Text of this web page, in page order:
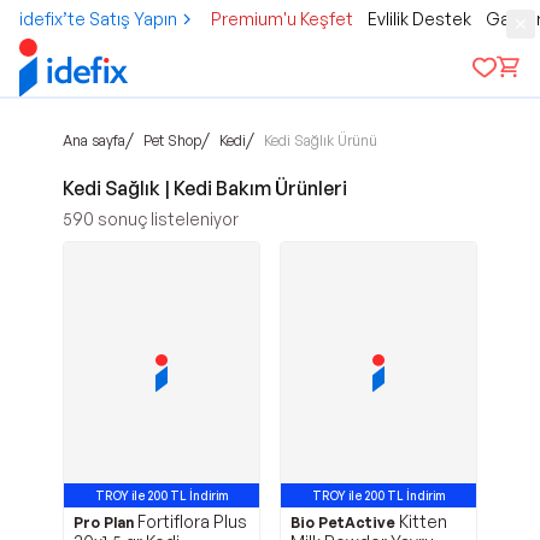
idefix’te Satış Yapın Premium'u Keşfet Evlilik Destek
Ana sayfa/ Pet Shop/ Kedi/ Kedi Sağlık Ürünü
Kedi Sağlık | Kedi Bakım Ürünleri
590 sonuç listeleniyor
TROY ile 200 TL İndirim
Pro Plan Fortiflora Plus
TROY ile 200 TL İndirim
Bio PetActive Kitten